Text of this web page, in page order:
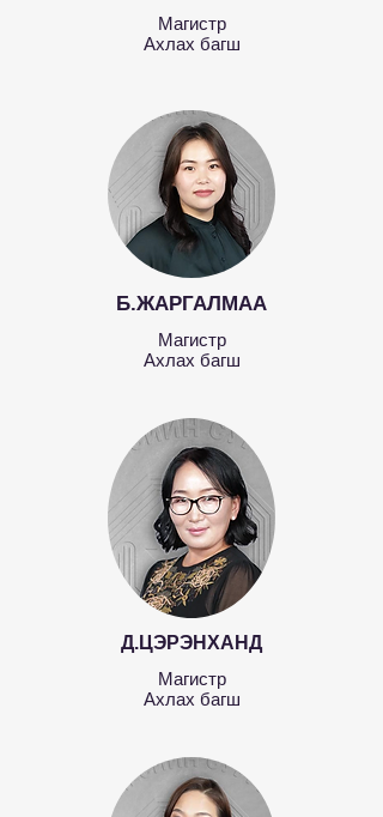
Магистр
Ахлах багш
Б.ЖАРГАЛМАА
Магистр
Ахлах багш
Д.ЦЭРЭНХАНД
Магистр
Ахлах багш